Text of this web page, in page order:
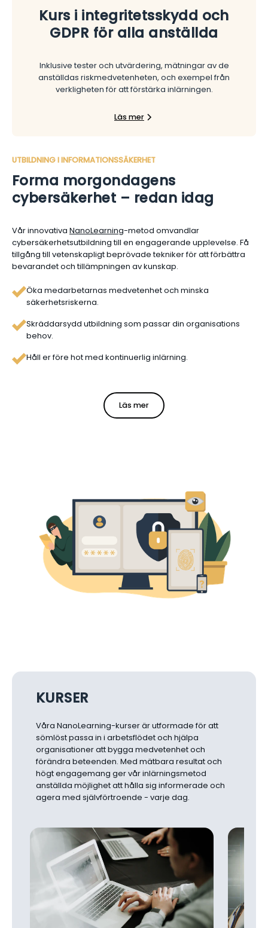
Kurs i integritetsskydd och
GDPR för alla anställda
Inklusive tester och utvärdering, mätningar av de
anställdas riskmedvetenheten, och exempel från
verkligheten för att förstärka inlärningen.
Läs mer
UTBILDNING I INFORMATIONSSÄKERHET
Forma morgondagens
cybersäkerhet – redan idag
Vår innovativa NanoLearning-metod omvandlar
cybersäkerhetsutbildning till en engagerande upplevelse. Få
tillgång till vetenskapligt beprövade tekniker för att förbättra
bevarandet och tillämpningen av kunskap.
Öka medarbetarnas medvetenhet och minska
säkerhetsriskerna.
Skräddarsydd utbildning som passar din organisations
behov.
Håll er före hot med kontinuerlig inlärning.
Läs mer
KURSER
Våra NanoLearning-kurser är utformade för att
sömlöst passa in i arbetsflödet och hjälpa
organisationer att bygga medvetenhet och
förändra beteenden. Med mätbara resultat och
högt engagemang ger vår inlärningsmetod
anställda möjlighet att hålla sig informerade och
agera med självförtroende - varje dag.